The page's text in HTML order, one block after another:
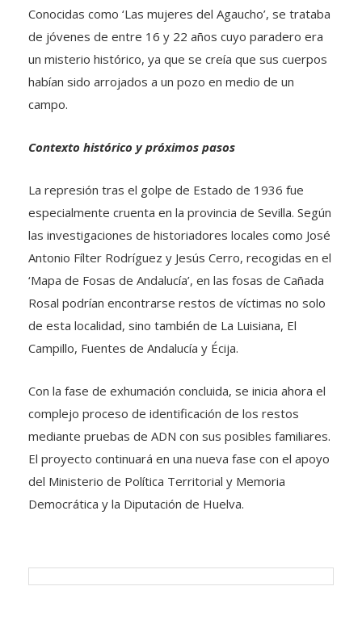
Conocidas como ‘Las mujeres del Agaucho’, se trataba
de jóvenes de entre 16 y 22 años cuyo paradero era
un misterio histórico, ya que se creía que sus cuerpos
habían sido arrojados a un pozo en medio de un
campo.
Contexto histórico y próximos pasos
La represión tras el golpe de Estado de 1936 fue
especialmente cruenta en la provincia de Sevilla. Según
las investigaciones de historiadores locales como José
Antonio Fílter Rodríguez y Jesús Cerro, recogidas en el
‘Mapa de Fosas de Andalucía’, en las fosas de Cañada
Rosal podrían encontrarse restos de víctimas no solo
de esta localidad, sino también de La Luisiana, El
Campillo, Fuentes de Andalucía y Écija.
Con la fase de exhumación concluida, se inicia ahora el
complejo proceso de identificación de los restos
mediante pruebas de ADN con sus posibles familiares.
El proyecto continuará en una nueva fase con el apoyo
del Ministerio de Política Territorial y Memoria
Democrática y la Diputación de Huelva.